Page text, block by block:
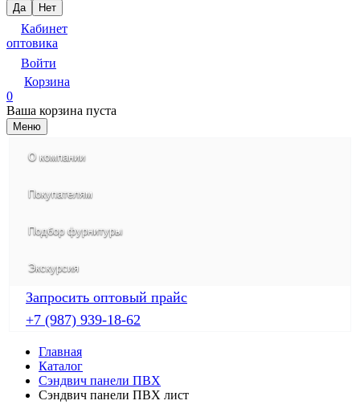
Да Нет
Кабинет
оптовика
Войти
Корзина
0
Ваша корзина пуста
Меню
О компании
Покупателям
Подбор фурнитуры
Экскурсия
Запросить оптовый прайс
+7 (987) 939-18-62
Главная
Каталог
Сэндвич панели ПВХ
Сэндвич панели ПВХ лист